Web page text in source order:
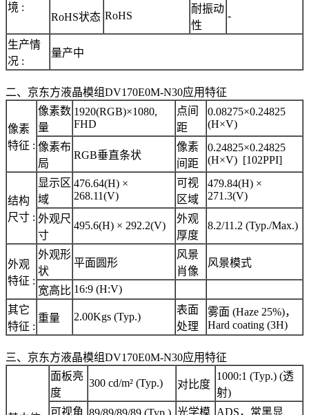
境 :
RoHS状态 RoHS
耐振动
性
-
生产情
况 :
量产中
二、京东方液晶模组DV170E0M-N30应用特征
像素
特征 :
像素数
量
1920(RGB)×1080,
FHD
点间
距
0.08275×0.24825
(H×V)
像素布
局
RGB垂直条状
像素
间距
0.24825×0.24825
(H×V) [102PPI]
结构
尺寸 :
显示区
域
476.64(H) ×
268.11(V)
可视
区域
479.84(H) ×
271.3(V)
外观尺
寸
495.6(H) × 292.2(V)
外观
厚度
8.2/11.2 (Typ./Max.)
外观
特征 :
外观形
状
平面圆形
风景
肖像
风景模式
宽高比 16:9 (H:V)
其它
特征 :
重量 2.00Kgs (Typ.)
表面
处理
雾面 (Haze 25%)，
Hard coating (3H)
三、京东方液晶模组DV170E0M-N30应用特征
面板亮
度
300 cd/m² (Typ.) 对比度
1000:1 (Typ.) (透
射)
可视角 89/89/89/89 (Typ.) 光学模 ADS，常黑显